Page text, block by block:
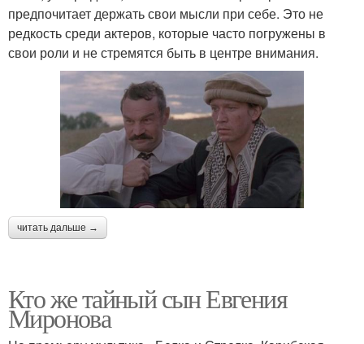
предпочитает держать свои мысли при себе. Это не
редкость среди актеров, которые часто погружены в
свои роли и не стремятся быть в центре внимания.
читать дальше →
Кто же тайный сын Евгения
Миронова